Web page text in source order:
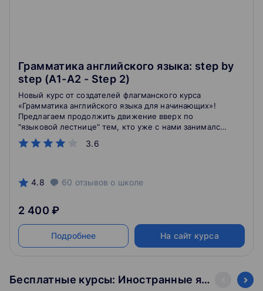
Грамматика английского языка: step by
step (A1-A2 - Step 2)
3.6
Новый курс от создателей флагманского курса
«Грамматика английского языка для начинающих»!
Предлагаем продолжить движение вверх по
"языковой лестнице" тем, кто уже с нами занимался,
4.8 60 отзывов о школе
2 400 ₽
Подробнее На сайт курса
Бесплатные курсы: Иностранные языки